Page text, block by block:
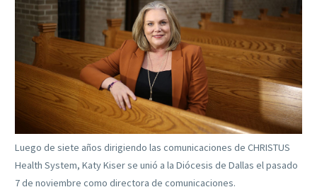
Luego de siete años dirigiendo las comunicaciones de CHRISTUS
Health System, Katy Kiser se unió a la Diócesis de Dallas el pasado
7 de noviembre como directora de comunicaciones.